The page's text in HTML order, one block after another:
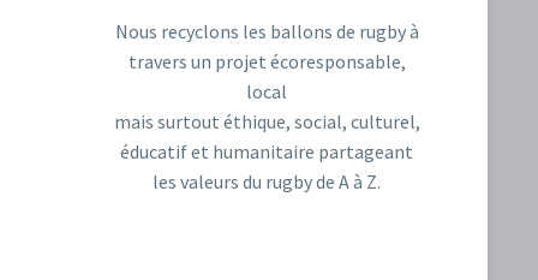
Nous recyclons les ballons de rugby à
travers un projet écoresponsable,
local
mais surtout éthique, social, culturel,
éducatif et humanitaire partageant
les valeurs du rugby de A à Z.